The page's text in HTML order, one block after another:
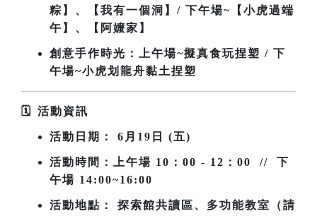
粽】、【我有一個洞】/ 下午場~【小虎過端
午】、【阿嬤家】
創意手作時光：上午場~擬真食玩捏塑 / 下
午場~小虎划龍舟黏土捏塑
🗓 活動資訊
活動日期： 6 月19日 (五)
活動時間：上午場 10 ：00 - 12：00 // 下
午場 14:00~16:00
活動地點： 探索館共讀區、多功能教室（請